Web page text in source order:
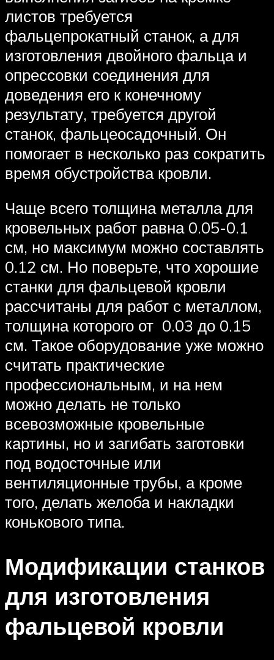
листов требуется
фальцепрокатный станок, а для
изготовления двойного фальца и
опрессовки соединения для
доведения его к конечному
результату, требуется другой
станок, фальцеосадочный. Он
помогает в несколько раз сократить
время обустройства кровли.
Чаще всего толщина металла для
кровельных работ равна 0.05-0.1
см, но максимум можно составлять
0.12 см. Но поверьте, что хорошие
станки для фальцевой кровли
рассчитаны для работ с металлом,
толщина которого от 0.03 до 0.15
см. Такое оборудование уже можно
считать практические
профессиональным, и на нем
можно делать не только
всевозможные кровельные
картины, но и загибать заготовки
под водосточные или
вентиляционные трубы, а кроме
того, делать желоба и накладки
конькового типа.
Модификации станков
для изготовления
фальцевой кровли